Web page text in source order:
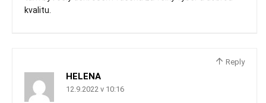
kvalitu.
Reply
HELENA
12.9.2022 v 10:16